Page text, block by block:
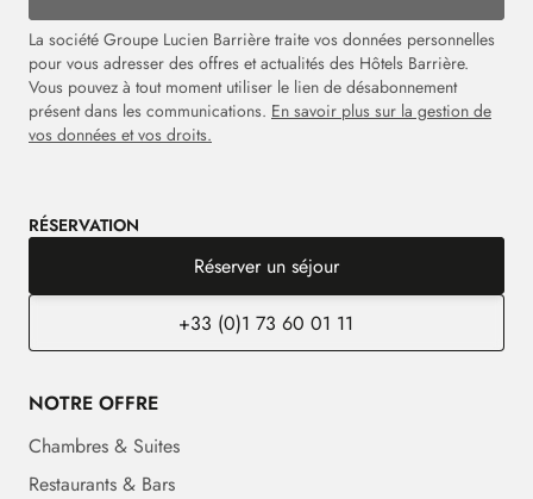
La société Groupe Lucien Barrière traite vos données personnelles
pour vous adresser des offres et actualités des Hôtels Barrière.
Vous pouvez à tout moment utiliser le lien de désabonnement
présent dans les communications. En savoir plus sur la gestion de
vos données et vos droits.
RÉSERVATION
Réserver un séjour
+33 (0)1 73 60 01 11
NOTRE OFFRE
Chambres & Suites
Restaurants & Bars